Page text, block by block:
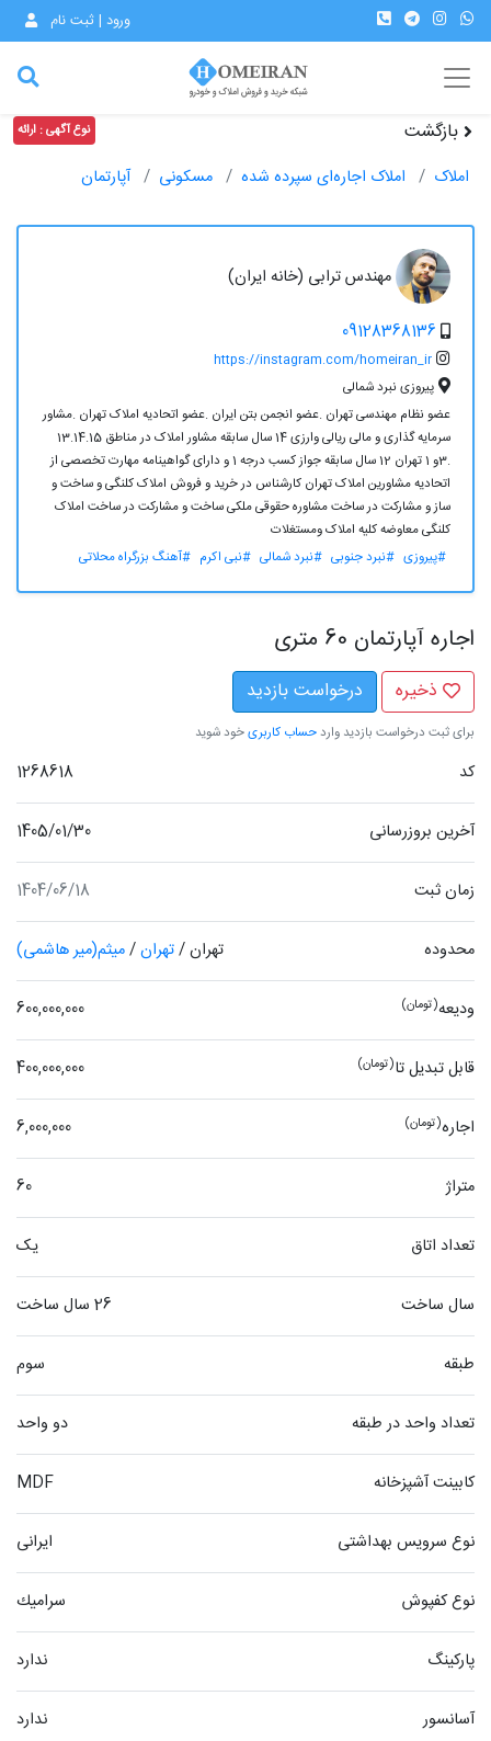
ورود | ثبت نام
بازگشت نوع آگهی : ارائه
املاک املاک اجاره‌ای سپرده شده مسکونی آپارتمان
مهندس ترابی (خانه ایران)
09128368136
https://instagram.com/homeiran_ir
پیروزی نبرد شمالی
عضو نظام مهندسی تهران .عضو انجمن بتن ایران .عضو اتحادیه املاک تهران .مشاور
سرمایه گذاری و مالی ریالی وارزی 14 سال سابقه مشاور املاک در مناطق 13.14.15
.3و 1 تهران 12 سال سابقه جواز کسب درجه 1 و دارای گواهینامه مهارت تخصصی از
اتحادیه مشاورین املاک تهران کارشناس در خرید و فروش املاک کلنگی و ساخت و
ساز و مشارکت در ساخت مشاوره حقوقی ملکی ساخت و مشارکت در ساخت املاک
کلنگی معاوضه کلیه املاک ومستغلات
#پیروزی #نبرد جنوبی #نبرد شمالی #نبی اکرم #آهنگ بزرگراه محلاتی
اجاره آپارتمان 60 متری
ذخیره درخواست بازدید
برای ثبت درخواست بازدید واردحساب کاربریخود شوید
کد 1268618
آخرین بروزرسانی 1405/01/30
زمان ثبت 1404/06/18
محدوده تهران/تهران/میثم(میر هاشمی)
ودیعه 600,000,000 (تومان)
قابل تبدیل تا 400,000,000 (تومان)
اجاره 6,000,000 (تومان)
متراژ 60
تعداد اتاق یک
سال ساخت 26 سال ساخت
طبقه سوم
تعداد واحد در طبقه دو واحد
کابینت آشپزخانه MDF
نوع سرویس بهداشتی ایرانی
نوع کفپوش سراميك
پارکینگ ندارد
آسانسور ندارد